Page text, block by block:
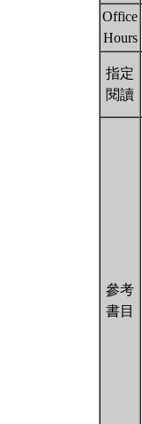
Office
Hours
指定
閱讀
參考
書目